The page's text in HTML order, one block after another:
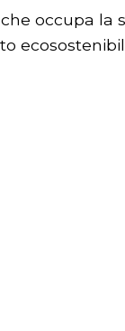
occupa la